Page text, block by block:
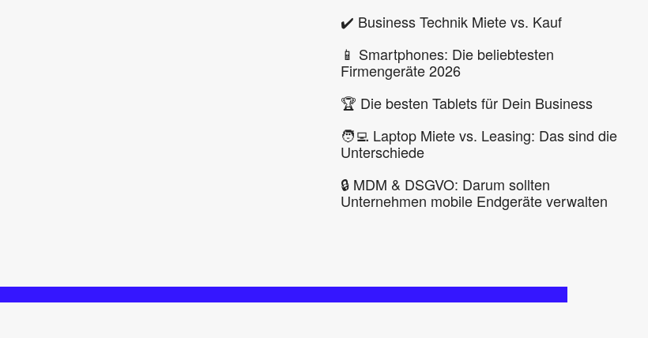
✔️ Business Technik Miete vs. Kauf
📱 Smartphones: Die beliebtesten
Firmengeräte 2026
🏆 Die besten Tablets für Dein Business
🧑‍💻 Laptop Miete vs. Leasing: Das sind die
Unterschiede
🔒 MDM & DSGVO: Darum sollten
Unternehmen mobile Endgeräte verwalten